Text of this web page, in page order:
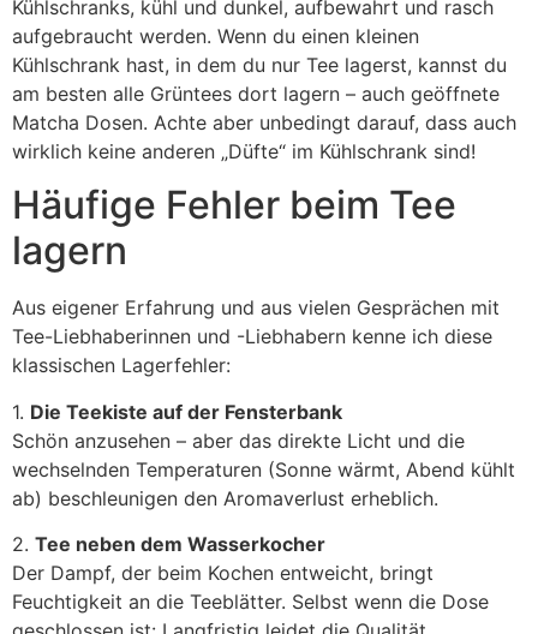
Kühlschranks, kühl und dunkel, aufbewahrt und rasch
aufgebraucht werden. Wenn du einen kleinen
Kühlschrank hast, in dem du nur Tee lagerst, kannst du
am besten alle Grüntees dort lagern – auch geöffnete
Matcha Dosen. Achte aber unbedingt darauf, dass auch
wirklich keine anderen „Düfte“ im Kühlschrank sind!
Häufige Fehler beim Tee
lagern
Aus eigener Erfahrung und aus vielen Gesprächen mit
Tee-Liebhaberinnen und -Liebhabern kenne ich diese
klassischen Lagerfehler:
1. Die Teekiste auf der Fensterbank
Schön anzusehen – aber das direkte Licht und die
wechselnden Temperaturen (Sonne wärmt, Abend kühlt
ab) beschleunigen den Aromaverlust erheblich.
2. Tee neben dem Wasserkocher
Der Dampf, der beim Kochen entweicht, bringt
Feuchtigkeit an die Teeblätter. Selbst wenn die Dose